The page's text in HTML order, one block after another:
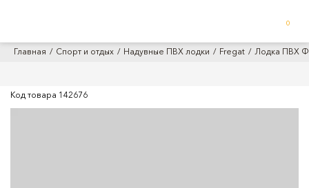
0
Главная Спорт и отдых Надувные ПВХ лодки Fregat Лодка ПВХ
Код товара 142676